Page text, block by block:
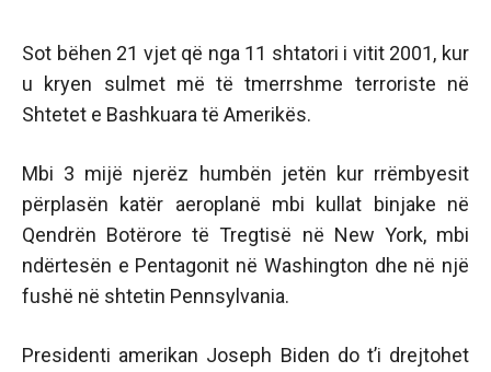
Sot bëhen 21 vjet që nga 11 shtatori i vitit 2001, kur
u kryen sulmet më të tmerrshme terroriste në
Shtetet e Bashkuara të Amerikës.
Mbi 3 mijë njerëz humbën jetën kur rrëmbyesit
përplasën katër aeroplanë mbi kullat binjake në
Qendrën Botërore të Tregtisë në New York, mbi
ndërtesën e Pentagonit në Washington dhe në një
fushë në shtetin Pennsylvania.
Presidenti amerikan Joseph Biden do t’i drejtohet